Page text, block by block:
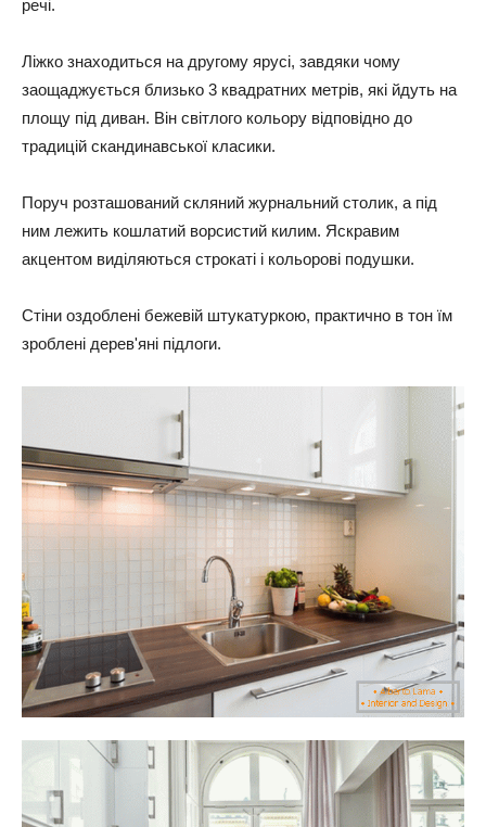
речі.
Ліжко знаходиться на другому ярусі, завдяки чому
заощаджується близько 3 квадратних метрів, які йдуть на
площу під диван. Він світлого кольору відповідно до
традицій скандинавської класики.
Поруч розташований скляний журнальний столик, а під
ним лежить кошлатий ворсистий килим. Яскравим
акцентом виділяються строкаті і кольорові подушки.
Стіни оздоблені бежевій штукатуркою, практично в тон їм
зроблені дерев'яні підлоги.